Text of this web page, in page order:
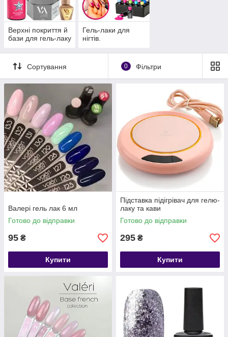
Верхні покриття й
бази для гель-лаку
Гель-лаки для
нігтів.
Сортування 0 Фільтри
Валері гель лак 6 мл
Готово до відправки
95 ₴
Купити
Підставка підігрівач для гелю-
лаку та кави
Готово до відправки
295 ₴
Купити